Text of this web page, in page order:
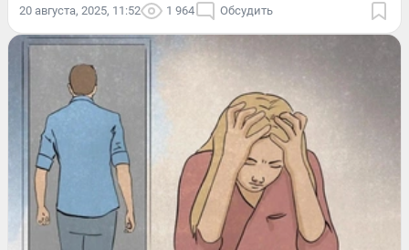
20 августа, 2025, 11:52 1 964 Обсудить